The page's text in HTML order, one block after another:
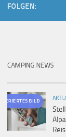
FOLGEN:
CAMPING NEWS
BILD